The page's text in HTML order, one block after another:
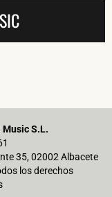
Music S.L.
35, 02002 Albacete
los derechos